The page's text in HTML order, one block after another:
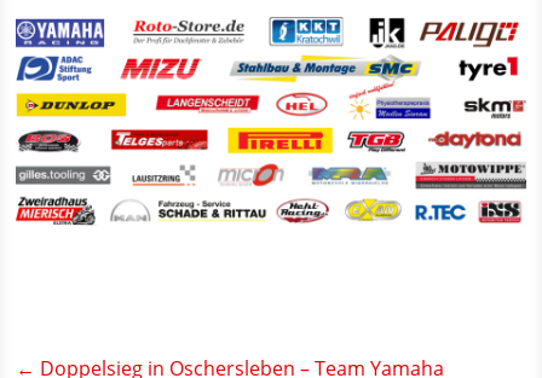
← Doppelsieg in Oschersleben – Team Yamaha